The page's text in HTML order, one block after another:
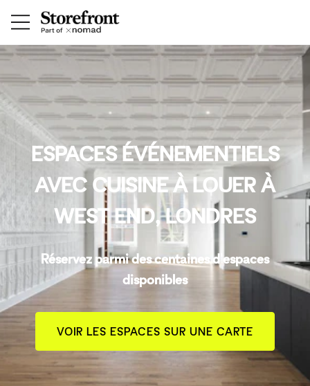
ESPACES ÉVÉNEMENTIELS
AVEC CUISINE À LOUER À
WEST END, LONDRES
Réservez parmi des centaines d'espaces
disponibles
VOIR LES ESPACES SUR UNE CARTE